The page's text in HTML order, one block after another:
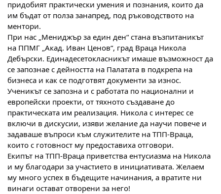
придобият практически умения и познания, които да
им бъдат от полза занапред, под ръководството на
ментори.
При нас „Мениджър за един ден“ стана възпитаникът
на ППМГ „Акад. Иван Ценов“, град Враца Никола
Дебърски. Единадесетокласникът имаше възможност да
се запознае с дейността на Палатата в подкрепа на
бизнеса и как се подготвят документи за износ.
Ученикът се запозна и с работата по национални и
европейски проекти, от тяхното създаване до
практическата им реализация. Никола с интерес се
включи в дискусии, изяви желание да научи повече и
задаваше въпроси към служителите на ТПП-Враца,
които с готовност му предоставиха отговори.
Екипът на ТПП-Враца приветства ентусиазма на Никола
и му благодари за участието в инициативата. Желаем
му много успех в бъдещите начинания, а вратите ни
винаги остават отворени за него!